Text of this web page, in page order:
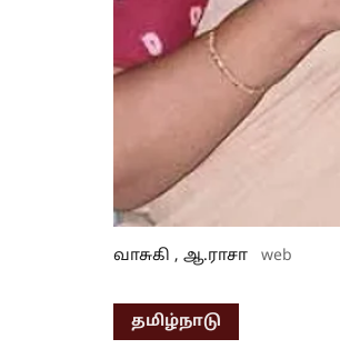
வாசுகி , ஆ.ராசா web
தமிழ்நாடு